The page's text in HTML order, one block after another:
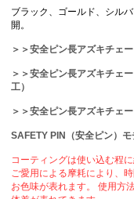
ブラック、ゴールド、シル
開。
＞＞安全ピン長アズキチェ
＞＞安全ピン長アズキチェ
工）
＞＞安全ピン長アズキチェ
SAFETY PIN（安全ピン）モ
コーティングは使い込む程
ご愛用による摩耗により、
お色味が表れます。 使用方